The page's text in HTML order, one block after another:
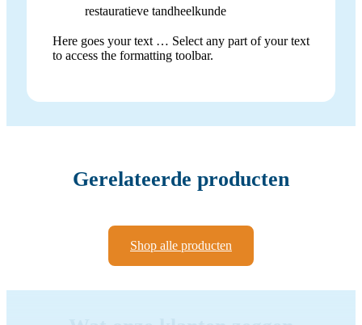
restauratieve tandheelkunde
Here goes your text … Select any part of your text
to access the formatting toolbar.
Gerelateerde producten
Shop alle producten